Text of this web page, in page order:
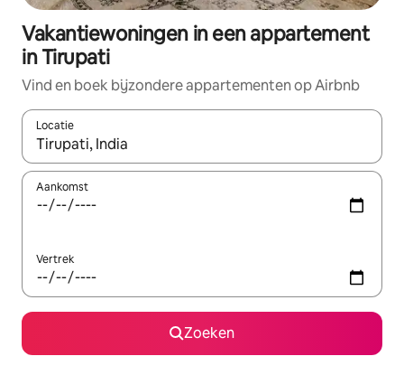
Vakantiewoningen in een appartement
in Tirupati
Vind en boek bijzondere appartementen op Airbnb
Locatie
Wanneer er suggesties beschikbaar zijn, maak je een keuze
Aankomst
Vertrek
Zoeken